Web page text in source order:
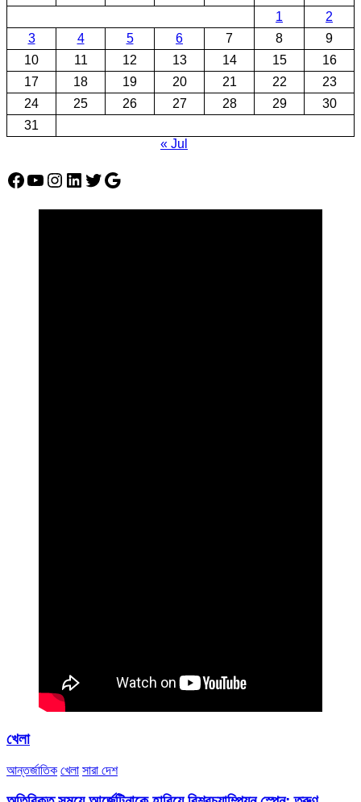
1
2
3
4 5 6 7 8
9
10
11 12 13 14 15
16
17
18 19 20 21 22
23
24
25 26 27 28 29
30
31
« Jul
Facebook
YouTube
Instagram
LinkedIn
Twitter
Google
খেলা
আন্তর্জাতিক খেলা সারা দেশ